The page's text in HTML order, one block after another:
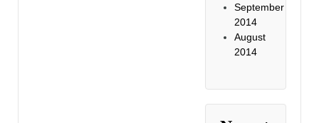
September
2014
August
2014